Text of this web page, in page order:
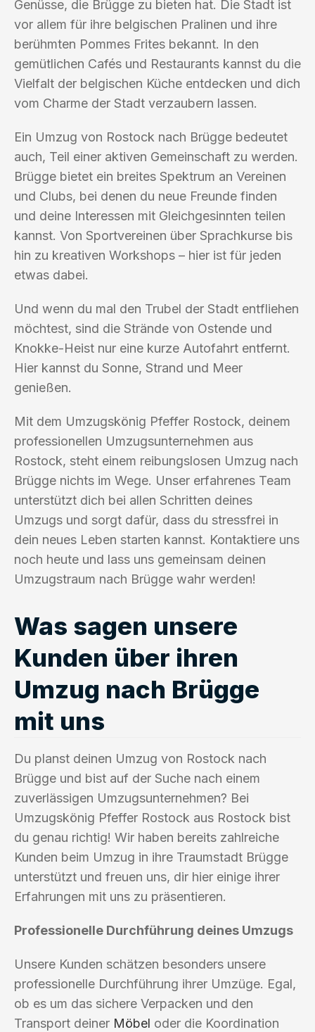
Genüsse, die Brügge zu bieten hat. Die Stadt ist
vor allem für ihre belgischen Pralinen und ihre
berühmten Pommes Frites bekannt. In den
gemütlichen Cafés und Restaurants kannst du die
Vielfalt der belgischen Küche entdecken und dich
vom Charme der Stadt verzaubern lassen.
Ein Umzug von Rostock nach Brügge bedeutet
auch, Teil einer aktiven Gemeinschaft zu werden.
Brügge bietet ein breites Spektrum an Vereinen
und Clubs, bei denen du neue Freunde finden
und deine Interessen mit Gleichgesinnten teilen
kannst. Von Sportvereinen über Sprachkurse bis
hin zu kreativen Workshops – hier ist für jeden
etwas dabei.
Und wenn du mal den Trubel der Stadt entfliehen
möchtest, sind die Strände von Ostende und
Knokke-Heist nur eine kurze Autofahrt entfernt.
Hier kannst du Sonne, Strand und Meer
genießen.
Mit dem Umzugskönig Pfeffer Rostock, deinem
professionellen Umzugsunternehmen aus
Rostock, steht einem reibungslosen Umzug nach
Brügge nichts im Wege. Unser erfahrenes Team
unterstützt dich bei allen Schritten deines
Umzugs und sorgt dafür, dass du stressfrei in
dein neues Leben starten kannst. Kontaktiere uns
noch heute und lass uns gemeinsam deinen
Umzugstraum nach Brügge wahr werden!
Was sagen unsere
Kunden über ihren
Umzug nach Brügge
mit uns
Du planst deinen Umzug von Rostock nach
Brügge und bist auf der Suche nach einem
zuverlässigen Umzugsunternehmen? Bei
Umzugskönig Pfeffer Rostock aus Rostock bist
du genau richtig! Wir haben bereits zahlreiche
Kunden beim Umzug in ihre Traumstadt Brügge
unterstützt und freuen uns, dir hier einige ihrer
Erfahrungen mit uns zu präsentieren.
Professionelle Durchführung deines Umzugs
Unsere Kunden schätzen besonders unsere
professionelle Durchführung ihrer Umzüge. Egal,
ob es um das sichere Verpacken und den
Transport deiner Möbel oder die Koordination